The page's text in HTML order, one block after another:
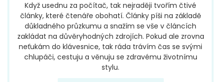
Když usednu za počítač, tak nejraději tvořím čtivé
články, které čtenáře obohatí. Články píši na základě
důkladného průzkumu a snažím se vše v článcích
zakládat na důvěryhodných zdrojích. Pokud ale zrovna
neťukám do klávesnice, tak ráda trávím čas se svými
chlupáči, cestuju a věnuju se zdravému životnímu
stylu.